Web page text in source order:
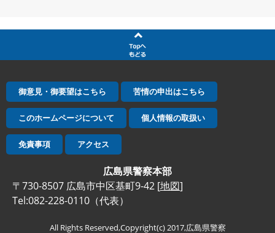
御意見・御要望はこちら 苦情の申出はこちら
このホームページについて 個人情報の取扱い
免責事項 アクセス
広島県警察本部
〒730-8507 広島市中区基町9-42 [地図]
Tel:082-228-0110（代表）
All Rights Reserved,Copyright(c) 2017,広島県警察